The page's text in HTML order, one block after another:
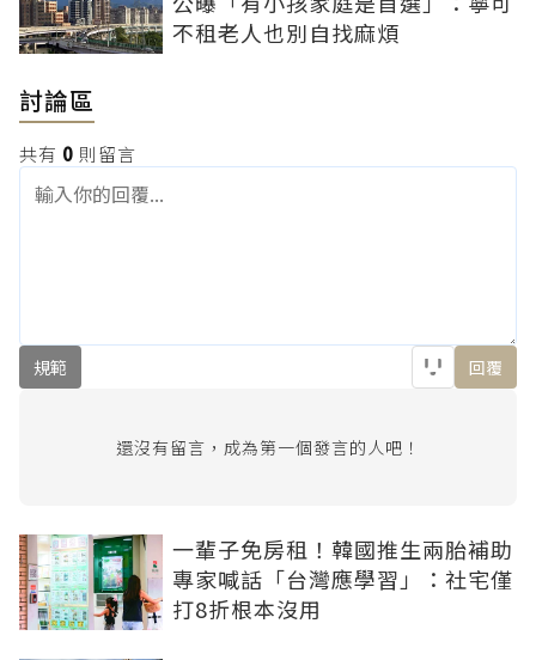
不租老人也別自找麻煩
討論區
共有 0 則留言
規範 回覆
還沒有留言，成為第一個發言的人吧！
一輩子免房租！韓國推生兩胎補助
專家喊話「台灣應學習」：社宅僅
打8折根本沒用